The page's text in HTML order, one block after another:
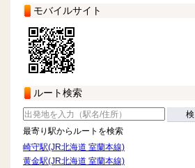
モバイルサイト
ルート検索
最寄り駅からルートを検索
崎守駅(JR北海道 室蘭本線)
黄金駅(JR北海道 室蘭本線)